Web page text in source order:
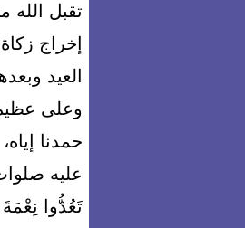
تقبل
إخراج
العيد
وعلى
حمدنا
عليه
تَعُدُّوا